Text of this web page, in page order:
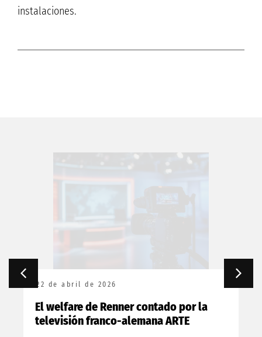
instalaciones.
22 de abril de 2026
El welfare de Renner contado por la
televisión franco-alemana ARTE